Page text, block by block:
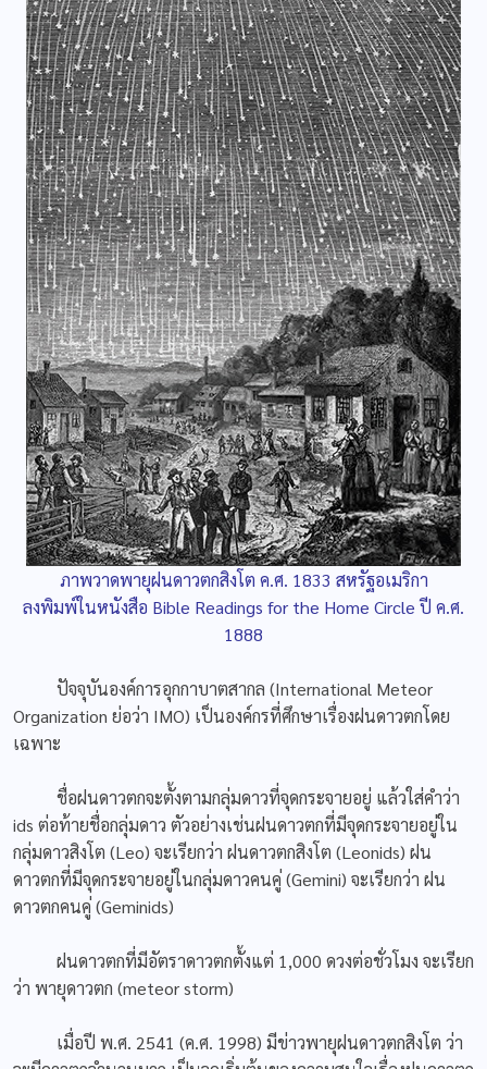
ภาพวาดพายุฝนดาวตกสิงโต ค.ศ. 1833 สหรัฐอเมริกา
ลงพิมพ์ในหนังสือ Bible Readings for the Home Circle ปี ค.ศ.
1888
ปัจจุบันองค์การอุกกาบาตสากล (International Meteor
Organization ย่อว่า IMO) เป็นองค์กรที่ศึกษาเรื่องฝนดาวตกโดย
เฉพาะ
ชื่อฝนดาวตกจะตั้งตามกลุ่มดาวที่จุดกระจายอยู่ แล้วใส่คำว่า
ids ต่อท้ายชื่อกลุ่มดาว ตัวอย่างเช่นฝนดาวตกที่มีจุดกระจายอยู่ใน
กลุ่มดาวสิงโต (Leo) จะเรียกว่า ฝนดาวตกสิงโต (Leonids) ฝน
ดาวตกที่มีจุดกระจายอยู่ในกลุ่มดาวคนคู่ (Gemini) จะเรียกว่า ฝน
ดาวตกคนคู่ (Geminids)
ฝนดาวตกที่มีอัตราดาวตกตั้งแต่ 1,000 ดวงต่อชั่วโมง จะเรียก
ว่า พายุดาวตก (meteor storm)
เมื่อปี พ.ศ. 2541 (ค.ศ. 1998) มีข่าวพายุฝนดาวตกสิงโต ว่า